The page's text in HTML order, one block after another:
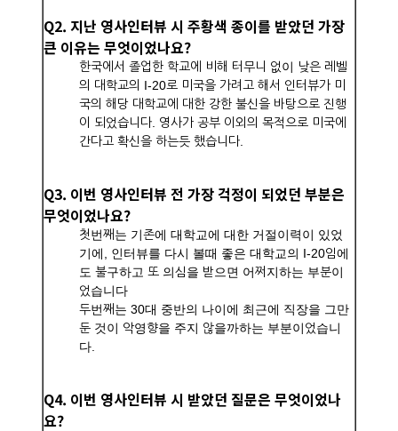
Q2. 지난 영사인터뷰 시 주황색 종이를 받았던 가장
큰 이유는 무엇이었나요?
한국에서 졸업한 학교에 비해 터무니 없이 낮은 레벨
의 대학교의 I-20로 미국을 가려고 해서 인터뷰가 미
국의 해당 대학교에 대한 강한 불신을 바탕으로 진행
이 되었습니다. 영사가 공부 이외의 목적으로 미국에
간다고 확신을 하는듯 했습니다.
Q3. 이번 영사인터뷰 전 가장 걱정이 되었던 부분은
무엇이었나요?
첫번째는 기존에 대학교에 대한 거절이력이 있었
기에, 인터뷰를 다시 볼때 좋은 대학교의 I-20임에
도 불구하고 또 의심을 받으면 어쩌지하는 부분이
었습니다
두번째는 30대 중반의 나이에 최근에 직장을 그만
둔 것이 악영향을 주지 않을까하는 부분이었습니
다.
Q4. 이번 영사인터뷰 시 받았던 질문은 무엇이었나
요?